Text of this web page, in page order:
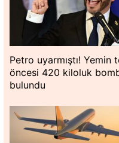
Petro uyarmıştı! Yemin
öncesi 420 kiloluk
bulundu